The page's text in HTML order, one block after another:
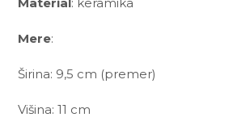
Mere:
Širina: 9,5 cm (premer)
Višina: 11 cm